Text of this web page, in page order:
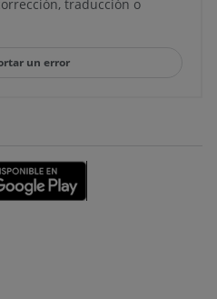
traducción o
un error